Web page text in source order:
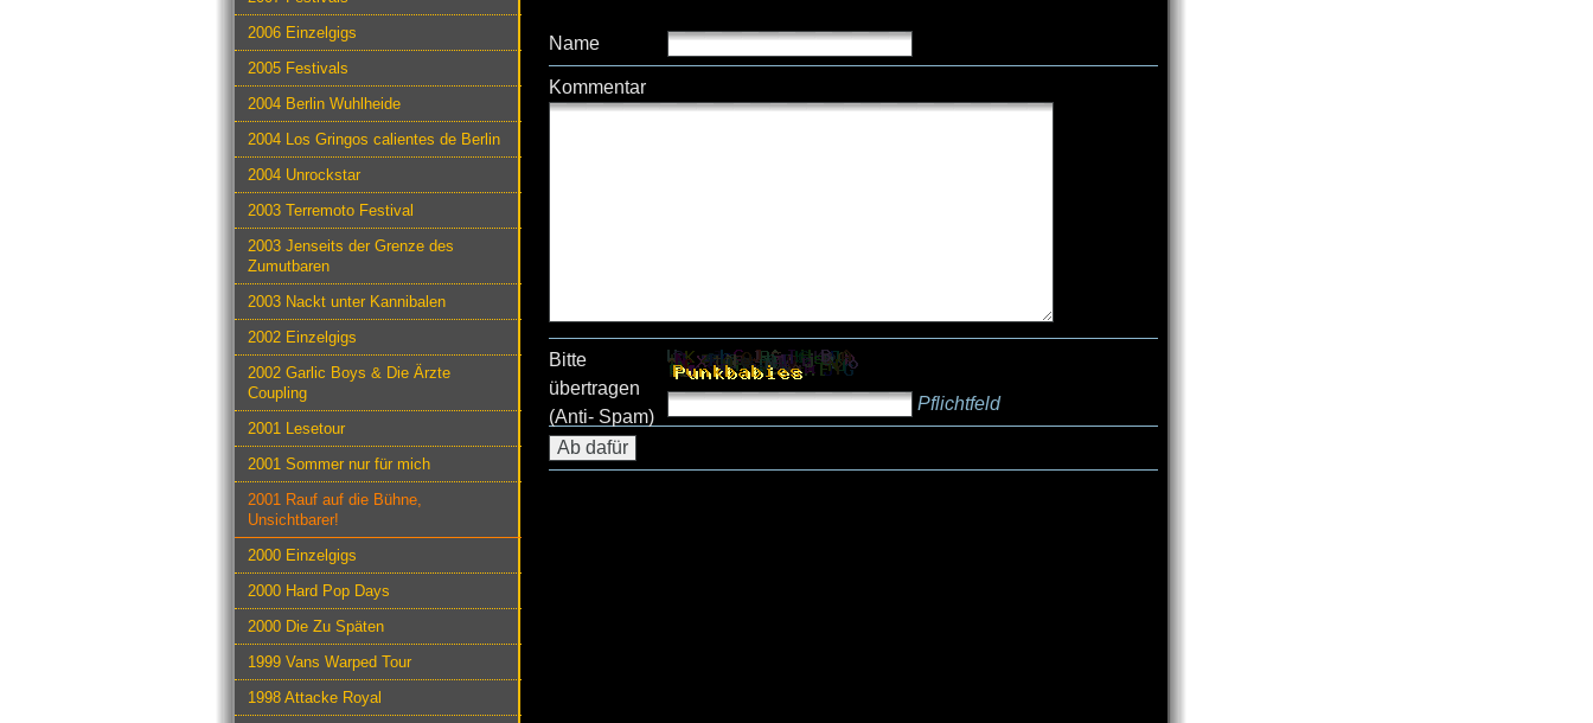
2006 Einzelgigs
2005 Festivals
2004 Berlin Wuhlheide
2004 Los Gringos calientes de Berlin
2004 Unrockstar
2003 Terremoto Festival
2003 Jenseits der Grenze des
Zumutbaren
2003 Nackt unter Kannibalen
2002 Einzelgigs
2002 Garlic Boys & Die Ärzte
Coupling
2001 Lesetour
2001 Sommer nur für mich
2001 Rauf auf die Bühne,
Unsichtbarer!
2000 Einzelgigs
2000 Hard Pop Days
2000 Die Zu Späten
1999 Vans Warped Tour
1998 Attacke Royal
Name
Kommentar
Bitte
übertragen
(Anti- Spam)
Pflichtfeld